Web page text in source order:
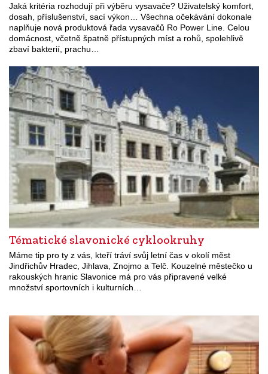
Jaká kritéria rozhodují při výběru vysavače? Uživatelský komfort,
dosah, příslušenství, sací výkon… Všechna očekávání dokonale
naplňuje nová produktová řada vysavačů Ro Power Line. Celou
domácnost, včetně špatně přístupných míst a rohů, spolehlivě
zbaví bakterií, prachu…
Tématické slavonické cyklookruhy
Máme tip pro ty z vás, kteří tráví svůj letní čas v okolí měst
Jindřichův Hradec, Jihlava, Znojmo a Telč. Kouzelné městečko u
rakouských hranic Slavonice má pro vás připravené velké
množství sportovních i kulturních…